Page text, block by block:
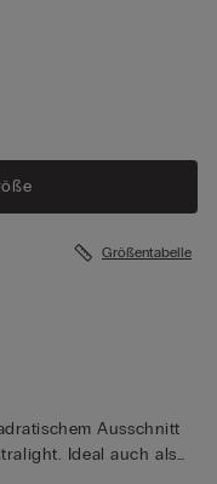
Größentabelle
Ausschnitt
Ideal auch als